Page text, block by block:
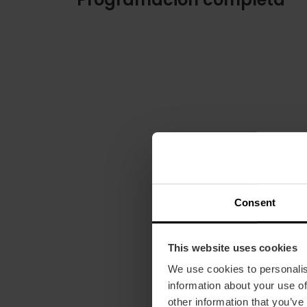
Consent
This website uses cookies
We use cookies to
information about your use
other information that